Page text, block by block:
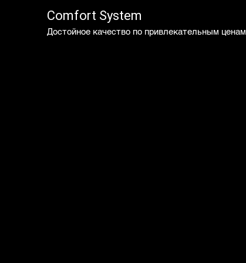
Comfort System
Достойное качество по привлекательным ценам